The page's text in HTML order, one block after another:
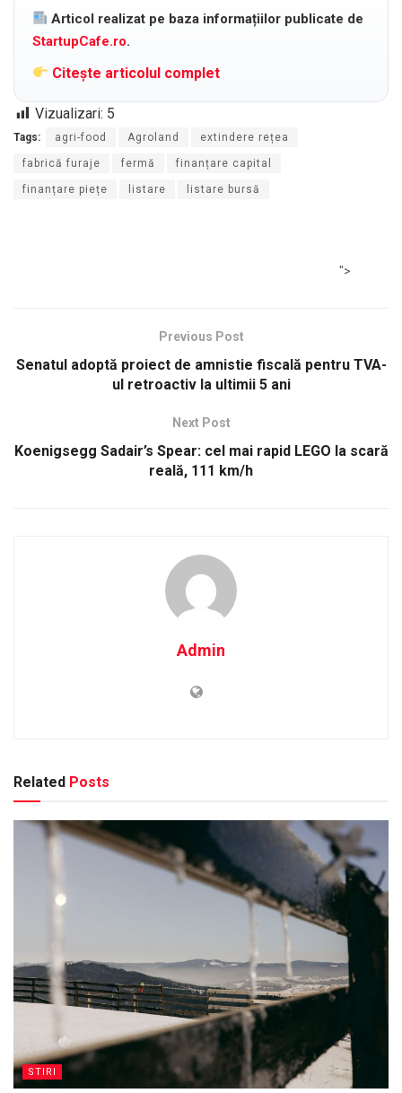
Articol realizat pe baza informațiilor publicate de
StartupCafe.ro.
Citește articolul complet
Vizualizari: 5
Tags: agri-food Agroland extindere rețea
fabrică furaje fermă finanțare capital
finanțare piețe listare listare bursă
">
Previous Post
Senatul adoptă proiect de amnistie fiscală pentru TVA-
ul retroactiv la ultimii 5 ani
Next Post
Koenigsegg Sadair’s Spear: cel mai rapid LEGO la scară
reală, 111 km/h
Admin
Related Posts
STIRI